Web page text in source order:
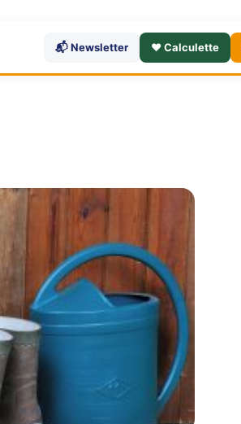
📬 Newsletter ❤️ Calculette